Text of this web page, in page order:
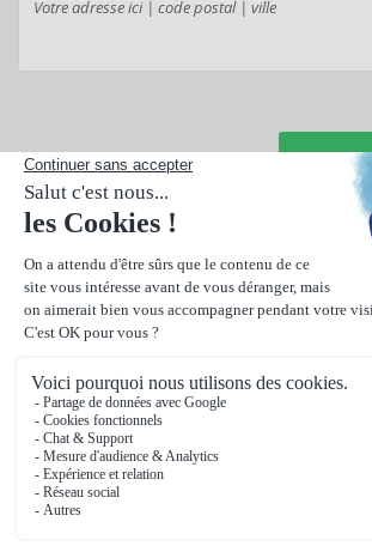
Une carte de visite pour le numérique à
le pixel art avec un planisphère en fond